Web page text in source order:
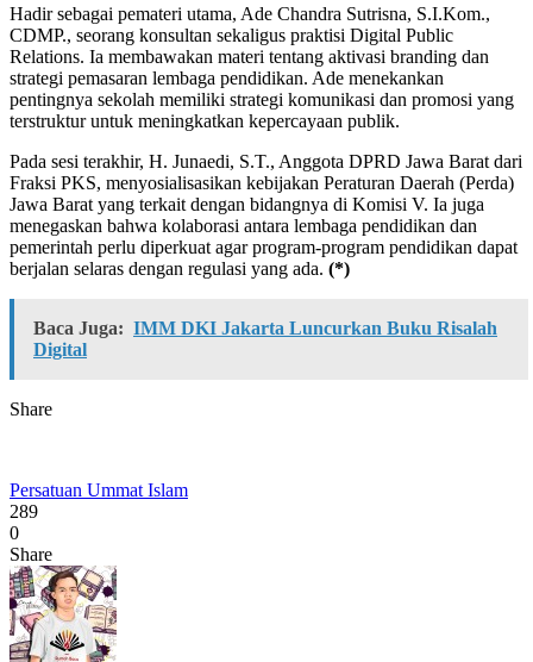
Hadir sebagai pemateri utama, Ade Chandra Sutrisna, S.I.Kom.,
CDMP., seorang konsultan sekaligus praktisi Digital Public
Relations. Ia membawakan materi tentang aktivasi branding dan
strategi pemasaran lembaga pendidikan. Ade menekankan
pentingnya sekolah memiliki strategi komunikasi dan promosi yang
terstruktur untuk meningkatkan kepercayaan publik.
Pada sesi terakhir, H. Junaedi, S.T., Anggota DPRD Jawa Barat dari
Fraksi PKS, menyosialisasikan kebijakan Peraturan Daerah (Perda)
Jawa Barat yang terkait dengan bidangnya di Komisi V. Ia juga
menegaskan bahwa kolaborasi antara lembaga pendidikan dan
pemerintah perlu diperkuat agar program-program pendidikan dapat
berjalan selaras dengan regulasi yang ada. (*)
Baca Juga: IMM DKI Jakarta Luncurkan Buku Risalah
Digital
Share
Persatuan Ummat Islam
289
0
Share